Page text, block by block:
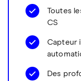
Toutes
CS
Capteur
Des